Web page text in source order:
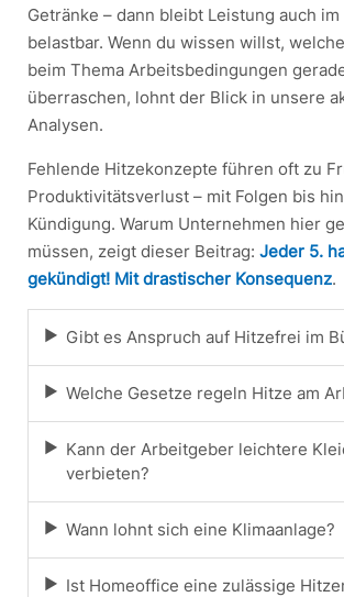
Getränke – dann bleibt Leistung auch
belastbar. Wenn du wissen willst,
beim Thema Arbeitsbedingungen
überraschen, lohnt der Blick in unsere
Analysen.
Fehlende Hitzekonzepte führen oft zu
Produktivitätsverlust – mit Folgen bis
Kündigung. Warum Unternehmen hier
müssen, zeigt dieser Beitrag: Jeder 5.
gekündigt! Mit drastischer Konsequenz.
Gibt es Anspruch auf Hitzefrei im
Welche Gesetze regeln Hitze am
Kann der Arbeitgeber leichtere
verbieten?
Wann lohnt sich eine Klimaanlage?
Ist Homeoffice eine zulässige